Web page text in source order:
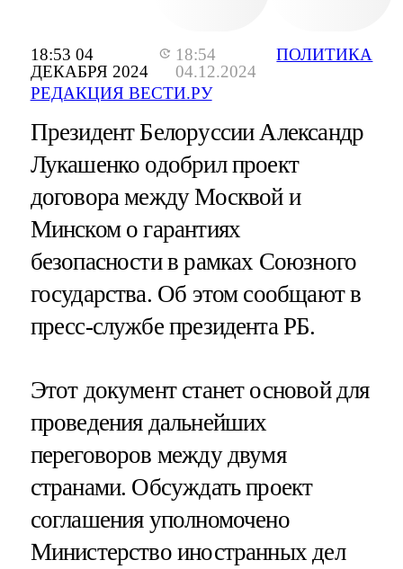
18:53 04
ДЕКАБРЯ 2024
18:54
04.12.2024
РЕДАКЦИЯ ВЕСТИ.РУ
ПОЛИТИКА
Президент Белоруссии Александр
Лукашенко одобрил проект
договора между Москвой и
Минском о гарантиях
безопасности в рамках Союзного
государства. Об этом сообщают в
пресс-службе президента РБ.
Этот документ станет основой для
проведения дальнейших
переговоров между двумя
странами. Обсуждать проект
соглашения уполномочено
Министерство иностранных дел